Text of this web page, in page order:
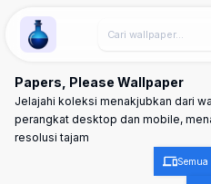
Wallpaper Alchemy
Papers, Please Wallpaper
Jelajahi koleksi menakjubkan dari
perangkat desktop dan mobile,
resolusi tajam
Semua